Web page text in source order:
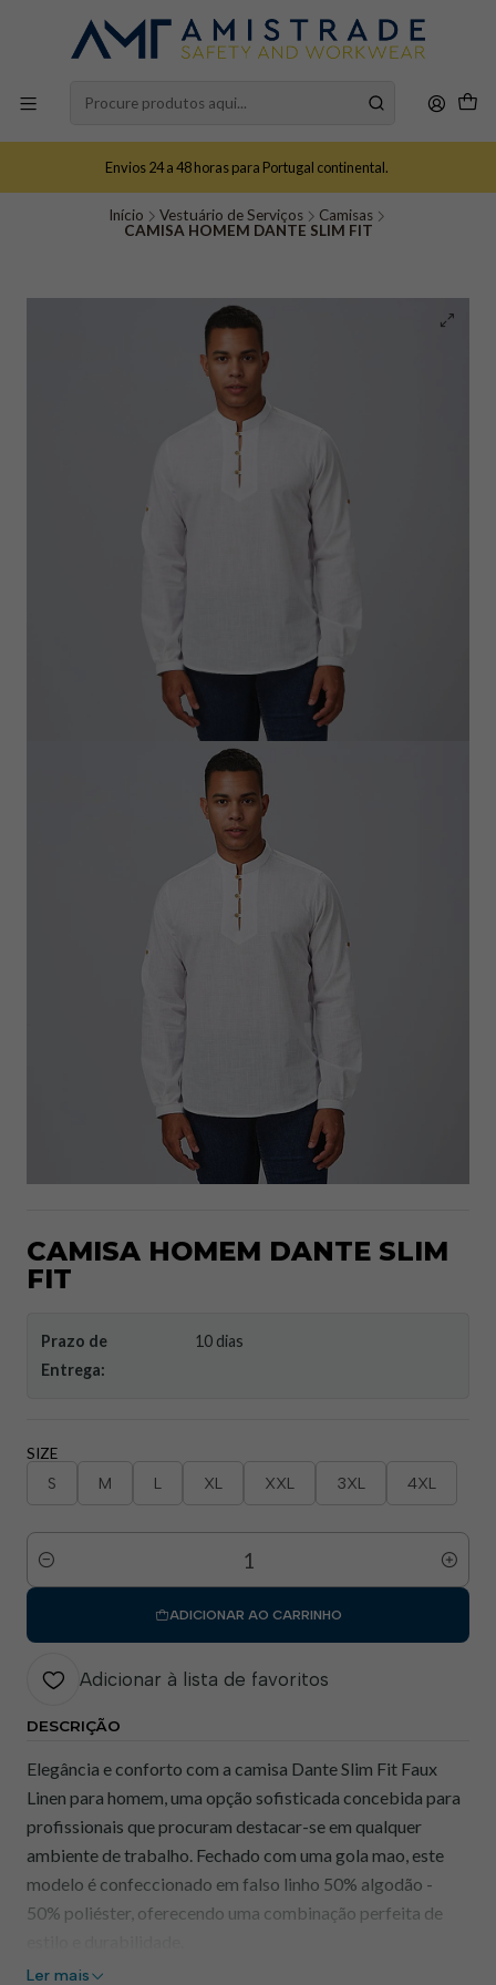
Envios 24 a 48 horas para Portugal continental.
Início Vestuário de Serviços
Camisas
CAMISA HOMEM DANTE SLIM FIT
CAMISA HOMEM DANTE SLIM
FIT
Prazo de
Entrega:
10 dias
SIZE
S M L XL XXL 3XL 4XL
Quantidade
ADICIONAR AO CARRINHO
Adicionar à lista de favoritos
DESCRIÇÃO
Elegância e conforto com a camisa Dante Slim Fit Faux
Linen para homem, uma opção sofisticada concebida para
profissionais que procuram destacar-se em qualquer
ambiente de trabalho. Fechado com uma gola mao, este
modelo é confeccionado em falso linho 50% algodão -
50% poliéster, oferecendo uma combinação perfeita de
Ler mais